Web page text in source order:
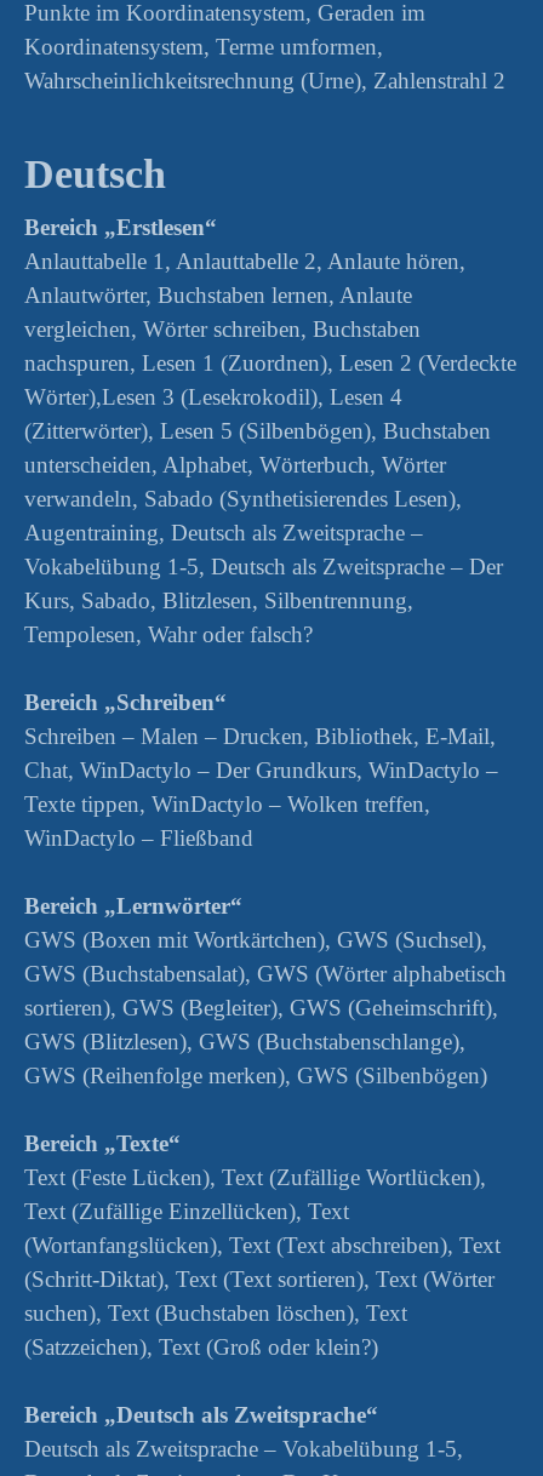
Punkte im Koordinatensystem, Geraden im
Koordinatensystem, Terme umformen,
Wahrscheinlichkeitsrechnung (Urne), Zahlenstrahl 2
Deutsch
Bereich „Erstlesen“
Anlauttabelle 1, Anlauttabelle 2, Anlaute hören,
Anlautwörter, Buchstaben lernen, Anlaute
vergleichen, Wörter schreiben, Buchstaben
nachspuren, Lesen 1 (Zuordnen), Lesen 2 (Verdeckte
Wörter),Lesen 3 (Lesekrokodil), Lesen 4
(Zitterwörter), Lesen 5 (Silbenbögen), Buchstaben
unterscheiden, Alphabet, Wörterbuch, Wörter
verwandeln, Sabado (Synthetisierendes Lesen),
Augentraining, Deutsch als Zweitsprache –
Vokabelübung 1-5, Deutsch als Zweitsprache – Der
Kurs, Sabado, Blitzlesen, Silbentrennung,
Tempolesen, Wahr oder falsch?
Bereich „Schreiben“
Schreiben – Malen – Drucken, Bibliothek, E-Mail,
Chat, WinDactylo – Der Grundkurs, WinDactylo –
Texte tippen, WinDactylo – Wolken treffen,
WinDactylo – Fließband
Bereich „Lernwörter“
GWS (Boxen mit Wortkärtchen), GWS (Suchsel),
GWS (Buchstabensalat), GWS (Wörter alphabetisch
sortieren), GWS (Begleiter), GWS (Geheimschrift),
GWS (Blitzlesen), GWS (Buchstabenschlange),
GWS (Reihenfolge merken), GWS (Silbenbögen)
Bereich „Texte“
Text (Feste Lücken), Text (Zufällige Wortlücken),
Text (Zufällige Einzellücken), Text
(Wortanfangslücken), Text (Text abschreiben), Text
(Schritt-Diktat), Text (Text sortieren), Text (Wörter
suchen), Text (Buchstaben löschen), Text
(Satzzeichen), Text (Groß oder klein?)
Bereich „Deutsch als Zweitsprache“
Deutsch als Zweitsprache – Vokabelübung 1-5,